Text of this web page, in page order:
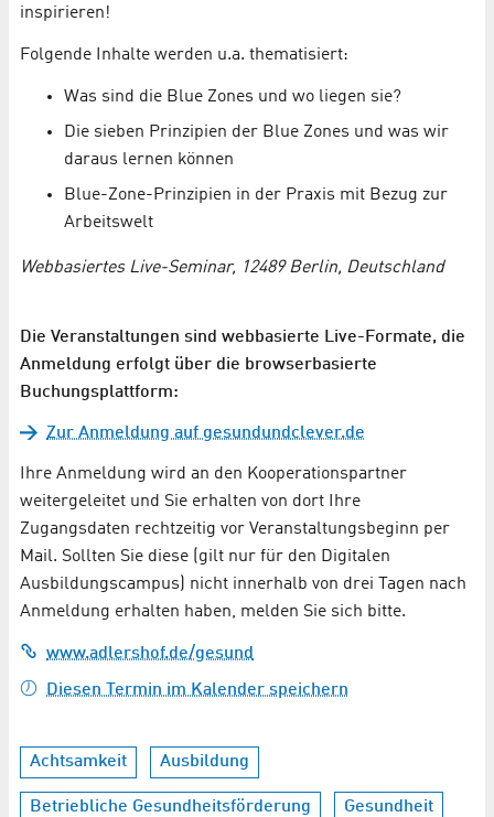
inspirieren!
Folgende Inhalte werden u.a. thematisiert:
Was sind die Blue Zones und wo liegen sie?
Die sieben Prinzipien der Blue Zones und was wir
daraus lernen können
Blue-Zone-Prinzipien in der Praxis mit Bezug zur
Arbeitswelt
Webbasiertes Live-Seminar, 12489 Berlin, Deutschland
Die Veranstaltungen sind webbasierte Live-Formate, die
Anmeldung erfolgt über die browserbasierte
Buchungsplattform:
Zur Anmeldung auf gesundundclever.de
Ihre Anmeldung wird an den Kooperationspartner
weitergeleitet und Sie erhalten von dort Ihre
Zugangsdaten rechtzeitig vor Veranstaltungsbeginn per
Mail. Sollten Sie diese (gilt nur für den Digitalen
Ausbildungscampus) nicht innerhalb von drei Tagen nach
Anmeldung erhalten haben, melden Sie sich bitte.
www.adlershof.de/gesund
Diesen Termin im Kalender speichern
Achtsamkeit Ausbildung
Betriebliche Gesundheitsförderung Gesundheit